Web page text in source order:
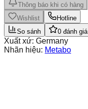
Thông báo khi có hàng
Wishlist
Hotline
So sánh
0 đánh giá
Xuất xứ: Germany
Nhãn hiệu: Metabo